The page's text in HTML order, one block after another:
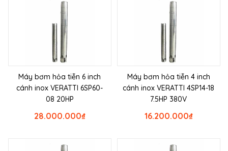
Máy bơm hỏa tiễn 6 inch
cánh inox VERATTI 6SP60-
08 20HP
₫
28.000.000
Máy bơm hỏa tiễn 4 inch
cánh inox VERATTI 4SP14-18
7.5HP 380V
₫
16.200.000